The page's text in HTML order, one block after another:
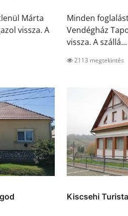
Márta
vissza. A
Minden
Vendégház
vissza. A szállá...
2113 megtekintés
Kiscsehi